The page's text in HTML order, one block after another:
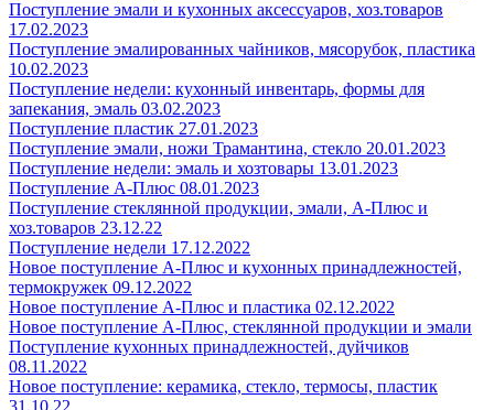
Поступление эмали и кухонных аксессуаров, хоз.товаров
17.02.2023
Поступление эмалированных чайников, мясорубок, пластика
10.02.2023
Поступление недели: кухонный инвентарь, формы для
запекания, эмаль 03.02.2023
Поступление пластик 27.01.2023
Поступление эмали, ножи Трамантина, стекло 20.01.2023
Поступление недели: эмаль и хозтовары 13.01.2023
Поступление А-Плюс 08.01.2023
Поступление стеклянной продукции, эмали, А-Плюс и
хоз.товаров 23.12.22
Поступление недели 17.12.2022
Новое поступление А-Плюс и кухонных принадлежностей,
термокружек 09.12.2022
Новое поступление А-Плюс и пластика 02.12.2022
Новое поступление А-Плюс, стеклянной продукции и эмали
Поступление кухонных принадлежностей, дуйчиков
08.11.2022
Новое поступление: керамика, стекло, термосы, пластик
31.10.22